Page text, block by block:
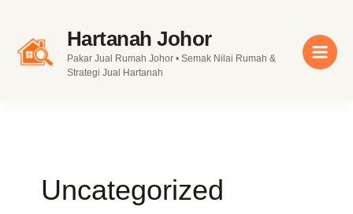
content
Hartanah Johor
Pakar Jual Rumah Johor • Semak Nilai Rumah &
Strategi Jual Hartanah
Uncategorized